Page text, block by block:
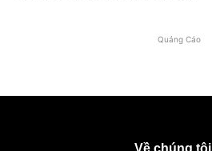
Quảng Cáo
Về chúng tôi